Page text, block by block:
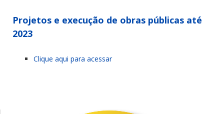
Projetos e execução de obras públicas até
2023
Clique aqui para acessar